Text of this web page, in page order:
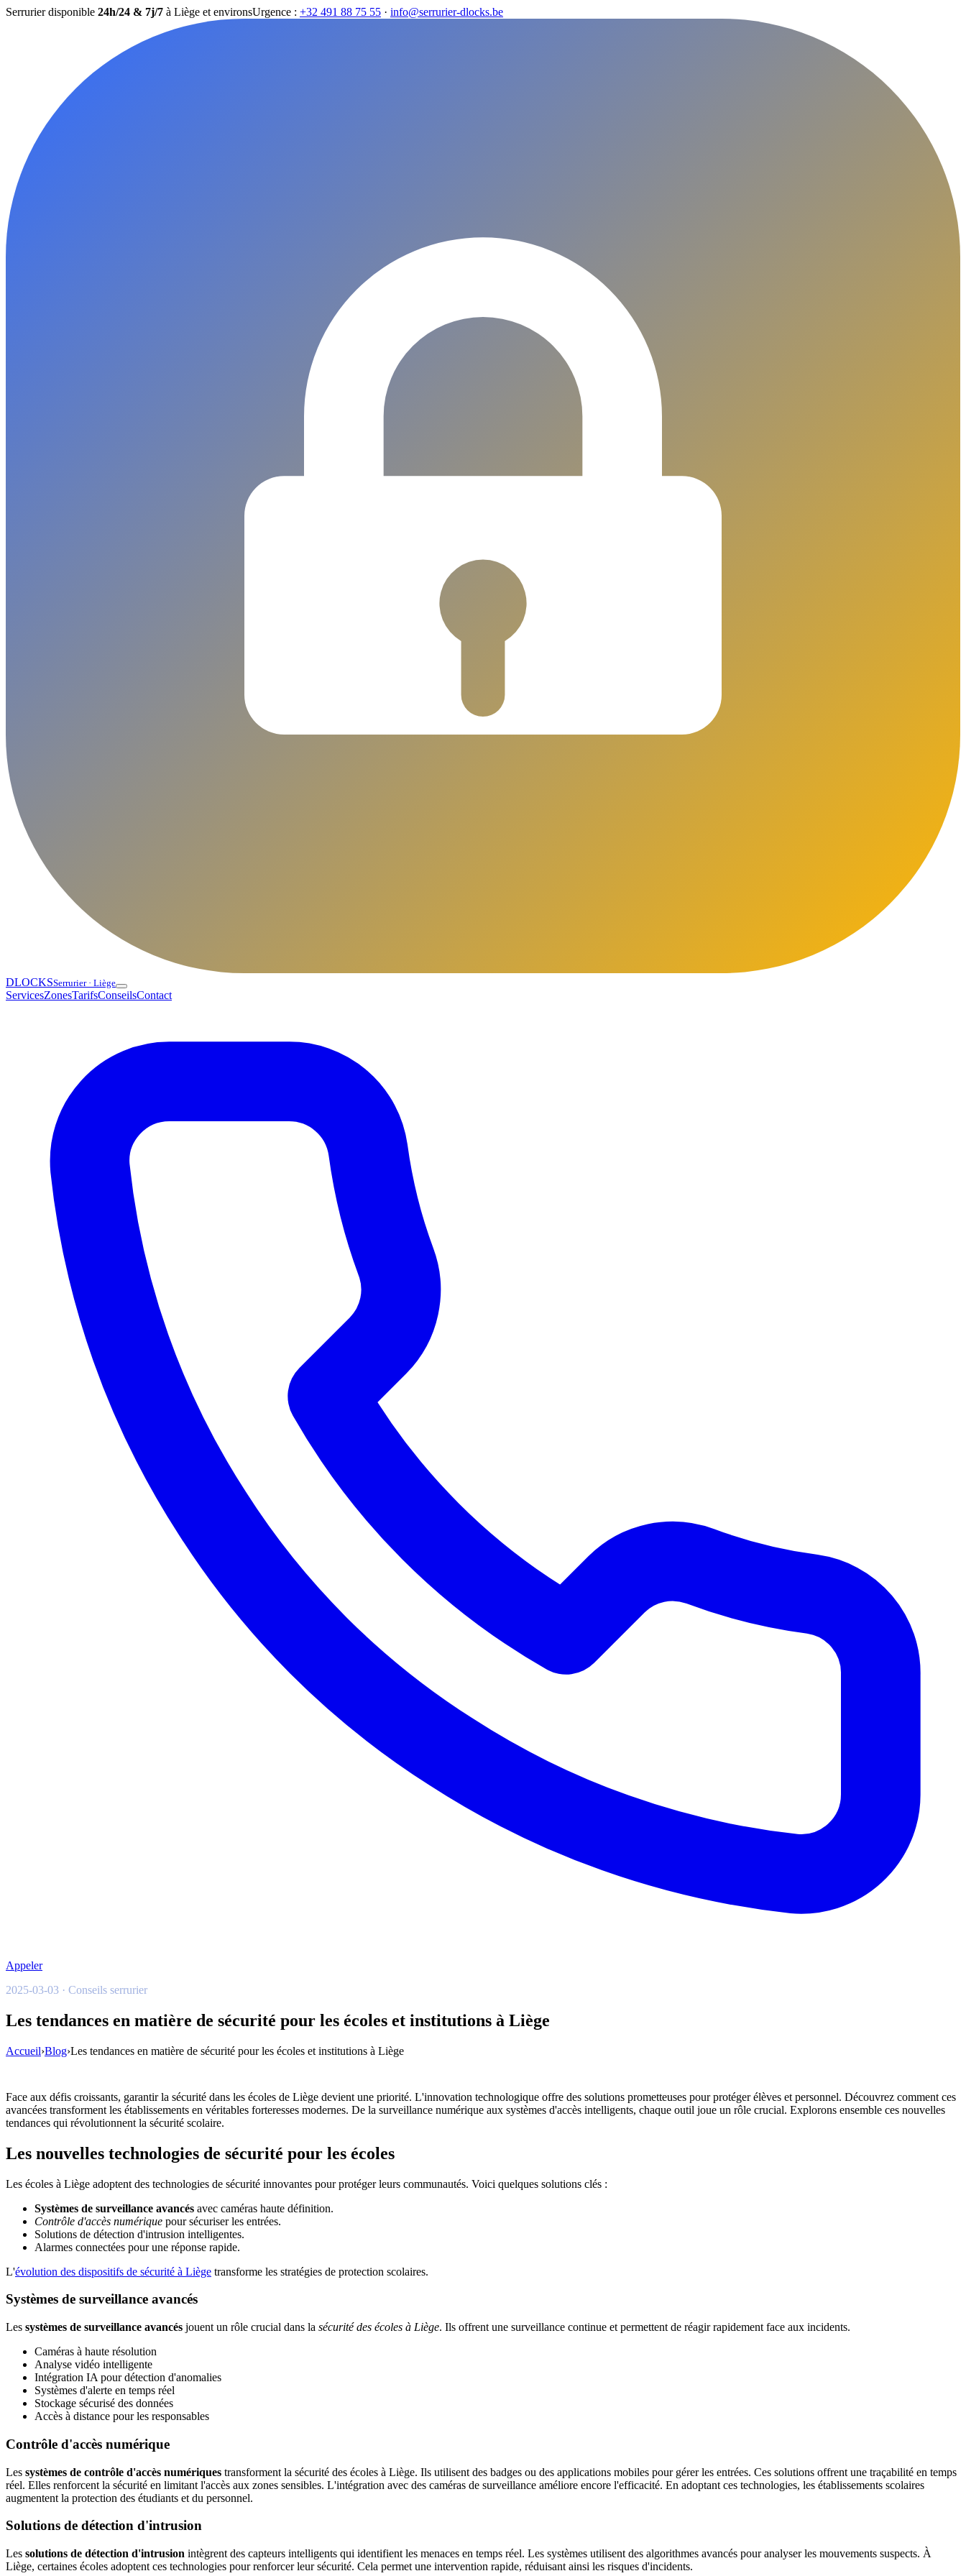
Serrurier disponible 24h/24 & 7j/7 à Liège et environsUrgence : +32 491 88 75 55 · info@serrurier-dlocks.be
DLOCKSSerrurier · Liège
ServicesZonesTarifsConseilsContact
Appeler
2025-03-03 · Conseils serrurier
Les tendances en matière de sécurité pour les écoles et institutions à Liège
Accueil›Blog›Les tendances en matière de sécurité pour les écoles et institutions à Liège
Face aux défis croissants, garantir la sécurité dans les écoles de Liège devient une priorité. L'innovation technologique offre des solutions prometteuses pour protéger élèves et personnel. Découvrez comment ces
avancées transforment les établissements en véritables forteresses modernes. De la surveillance numérique aux systèmes d'accès intelligents, chaque outil joue un rôle crucial. Explorons ensemble ces nouvelles
tendances qui révolutionnent la sécurité scolaire.
Les nouvelles technologies de sécurité pour les écoles
Les écoles à Liège adoptent des technologies de sécurité innovantes pour protéger leurs communautés. Voici quelques solutions clés :
Systèmes de surveillance avancés avec caméras haute définition.
Contrôle d'accès numérique pour sécuriser les entrées.
Solutions de détection d'intrusion intelligentes.
Alarmes connectées pour une réponse rapide.
L'évolution des dispositifs de sécurité à Liège transforme les stratégies de protection scolaires.
Systèmes de surveillance avancés
Les systèmes de surveillance avancés jouent un rôle crucial dans la sécurité des écoles à Liège. Ils offrent une surveillance continue et permettent de réagir rapidement face aux incidents.
Caméras à haute résolution
Analyse vidéo intelligente
Intégration IA pour détection d'anomalies
Systèmes d'alerte en temps réel
Stockage sécurisé des données
Accès à distance pour les responsables
Contrôle d'accès numérique
Les systèmes de contrôle d'accès numériques transforment la sécurité des écoles à Liège. Ils utilisent des badges ou des applications mobiles pour gérer les entrées. Ces solutions offrent une traçabilité en temps
réel. Elles renforcent la sécurité en limitant l'accès aux zones sensibles. L'intégration avec des caméras de surveillance améliore encore l'efficacité. En adoptant ces technologies, les établissements scolaires
augmentent la protection des étudiants et du personnel.
Solutions de détection d'intrusion
Les solutions de détection d'intrusion intègrent des capteurs intelligents qui identifient les menaces en temps réel. Les systèmes utilisent des algorithmes avancés pour analyser les mouvements suspects. À
Liège, certaines écoles adoptent ces technologies pour renforcer leur sécurité. Cela permet une intervention rapide, réduisant ainsi les risques d'incidents.